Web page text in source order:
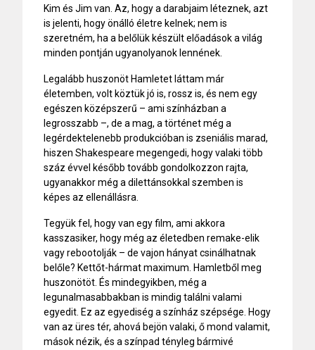
Kim és Jim van. Az, hogy a darabjaim léteznek, azt
is jelenti, hogy önálló életre kelnek; nem is
szeretném, ha a belőlük készült előadások a világ
minden pontján ugyanolyanok lennének.
Legalább huszonöt Hamletet láttam már
életemben, volt köztük jó is, rossz is, és nem egy
egészen középszerű – ami színházban a
legrosszabb –, de a mag, a történet még a
legérdektelenebb produkcióban is zseniális marad,
hiszen Shakespeare megengedi, hogy valaki több
száz évvel később tovább gondolkozzon rajta,
ugyanakkor még a dilettánsokkal szemben is
képes az ellenállásra.
Tegyük fel, hogy van egy film, ami akkora
kasszasiker, hogy még az életedben remake-elik
vagy rebootolják – de vajon hányat csinálhatnak
belőle? Kettőt-hármat maximum. Hamletből meg
huszonötöt. És mindegyikben, még a
legunalmasabbakban is mindig találni valami
egyedit. Ez az egyediség a színház szépsége. Hogy
van az üres tér, ahová bejön valaki, ő mond valamit,
mások nézik, és a színpad tényleg bármivé